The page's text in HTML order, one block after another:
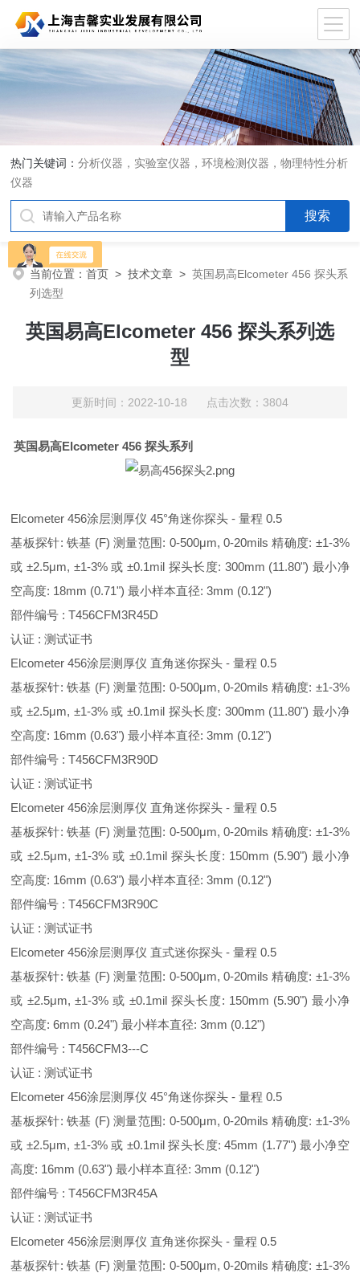
热门关键词：分析仪器，实验室仪器，环境检测仪器，物理特性分析
仪器
当前位置：首页 >技术文章 >英国易高Elcometer 456 探头系
列选型
英国易高Elcometer 456 探头系列选
型
更新时间：2022-10-18 点击次数：3804
英国易高Elcometer 456 探头系列
Elcometer 456涂层测厚仪 45°角迷你探头 - 量程 0.5
基板探针: 铁基 (F) 测量范围: 0-500μm, 0-20mils 精确度: ±1-3%
或 ±2.5μm, ±1-3% 或 ±0.1mil 探头长度: 300mm (11.80") 最小净
空高度: 18mm (0.71") 最小样本直径: 3mm (0.12")
部件编号 : T456CFM3R45D
认证 : 测试证书
Elcometer 456涂层测厚仪 直角迷你探头 - 量程 0.5
基板探针: 铁基 (F) 测量范围: 0-500μm, 0-20mils 精确度: ±1-3%
或 ±2.5μm, ±1-3% 或 ±0.1mil 探头长度: 300mm (11.80") 最小净
空高度: 16mm (0.63") 最小样本直径: 3mm (0.12")
部件编号 : T456CFM3R90D
认证 : 测试证书
Elcometer 456涂层测厚仪 直角迷你探头 - 量程 0.5
基板探针: 铁基 (F) 测量范围: 0-500μm, 0-20mils 精确度: ±1-3%
或 ±2.5μm, ±1-3% 或 ±0.1mil 探头长度: 150mm (5.90") 最小净
空高度: 16mm (0.63") 最小样本直径: 3mm (0.12")
部件编号 : T456CFM3R90C
认证 : 测试证书
Elcometer 456涂层测厚仪 直式迷你探头 - 量程 0.5
基板探针: 铁基 (F) 测量范围: 0-500μm, 0-20mils 精确度: ±1-3%
或 ±2.5μm, ±1-3% 或 ±0.1mil 探头长度: 150mm (5.90") 最小净
空高度: 6mm (0.24") 最小样本直径: 3mm (0.12")
部件编号 : T456CFM3---C
认证 : 测试证书
Elcometer 456涂层测厚仪 45°角迷你探头 - 量程 0.5
基板探针: 铁基 (F) 测量范围: 0-500μm, 0-20mils 精确度: ±1-3%
或 ±2.5μm, ±1-3% 或 ±0.1mil 探头长度: 45mm (1.77") 最小净空
高度: 16mm (0.63") 最小样本直径: 3mm (0.12")
部件编号 : T456CFM3R45A
认证 : 测试证书
Elcometer 456涂层测厚仪 直角迷你探头 - 量程 0.5
基板探针: 铁基 (F) 测量范围: 0-500μm, 0-20mils 精确度: ±1-3%